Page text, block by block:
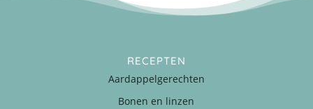
RECEPTEN
Aardappelgerechten
Bonen en linzen